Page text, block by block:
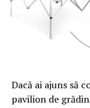
Dacă ai ajuns să
pavilion de